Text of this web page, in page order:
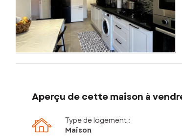
Aperçu de cette maison à
Type de logement :
Maison